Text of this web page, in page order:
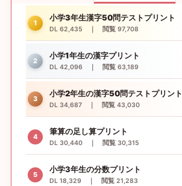
1
小学3年生漢字50問テストプリント
DL 62,435 ｜ 閲覧 97,708
2
小学1年生の漢字プリント
DL 42,096 ｜ 閲覧 63,189
3
小学2年生の漢字50問テストプリント
DL 34,687 ｜ 閲覧 43,030
4
筆算の足し算プリント
DL 30,440 ｜ 閲覧 30,315
5
小学3年生の分数プリント
DL 18,329 ｜ 閲覧 21,283